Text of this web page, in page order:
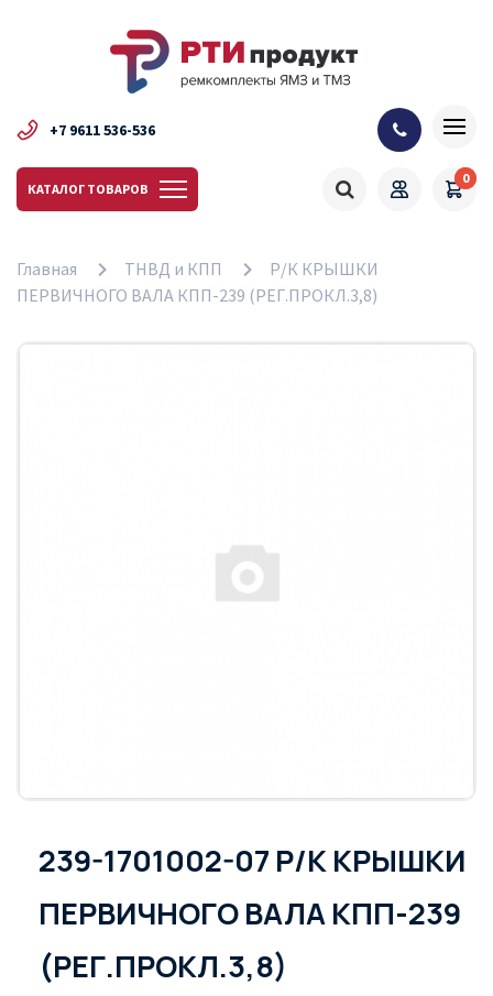
+7 9611 536-536
КАТАЛОГ ТОВАРОВ
0
Главная ТНВД и КПП
Р/К КРЫШКИ
ПЕРВИЧНОГО ВАЛА КПП-239 (РЕГ.ПРОКЛ.3,8)
239-1701002-07 Р/К КРЫШКИ
ПЕРВИЧНОГО ВАЛА КПП-239
(РЕГ.ПРОКЛ.3,8)